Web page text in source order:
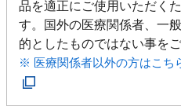
品を適正にご使用いただく
す。国外の医療関係者、一
的としたものではない事を
※ 医療関係者以外の方はこち